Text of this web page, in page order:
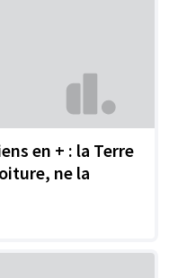
en + : la Terre
ne la